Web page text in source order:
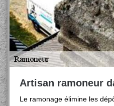
Artisan ramoneur
Le ramonage élimine les